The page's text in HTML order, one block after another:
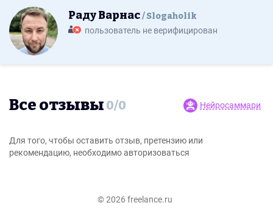
Раду Варнас Slogaholik
пользователь не верифицирован
Все отзывы 0/0 Нейросаммари
Для того, чтобы оставить отзыв, претензию или
рекомендацию, необходимо авторизоваться
© 2026 freelance.ru